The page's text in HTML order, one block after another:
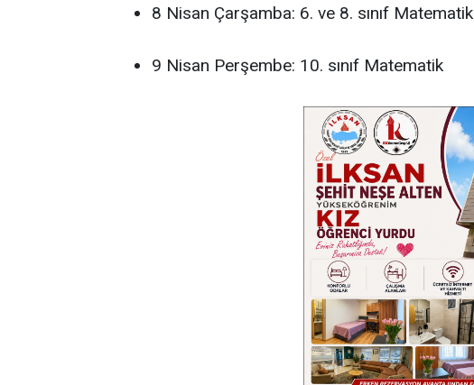
8 Nisan Çarşamba: 6. ve 8. sınıf Matematik
9 Nisan Perşembe: 10. sınıf Matematik